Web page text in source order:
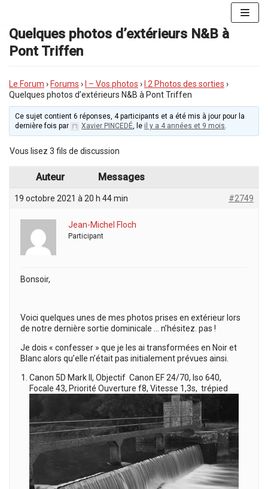
au
contenu
Quelques photos d’extérieurs N&B à
Pont Triffen
Le Forum › Forums › I – Vos photos › I.2 Photos des sorties ›
Quelques photos d’extérieurs N&B à Pont Triffen
Ce sujet contient 6 réponses, 4 participants et a été mis à jour pour la
dernière fois par
Xavier PINCEDÉ, le il y a 4 années et 9 mois.
Vous lisez 3 fils de discussion
Auteur Messages
19 octobre 2021 à 20 h 44 min #2749
Jean-Michel Floch
Participant
Bonsoir,
Voici quelques unes de mes photos prises en extérieur lors
de notre dernière sortie dominicale … n’hésitez. pas !
Je dois « confesser » que je les ai transformées en Noir et
Blanc alors qu’elle n’était pas initialement prévues ainsi.
Canon 5D Mark II, Objectif Canon EF 24/70, Iso 640,
Focale 43, Priorité Ouverture f8, Vitesse 1,3s, trépied